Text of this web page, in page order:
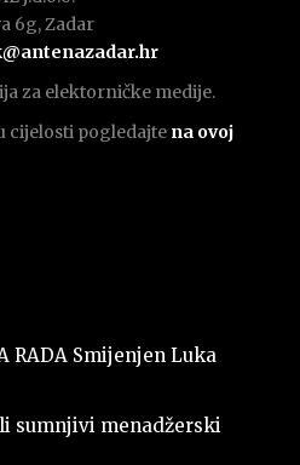
6g, Zadar
za elektorničke medije.
cijelosti pogledajte na ovoj
RADA Smijenjen Luka
li sumnjivi menadžerski